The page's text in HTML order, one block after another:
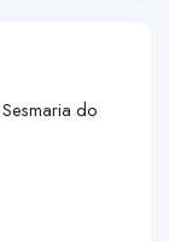
do